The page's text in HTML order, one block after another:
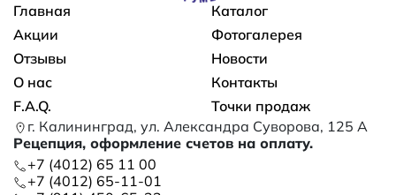
Основная навигация
Главная
Каталог
Акции
Фотогалерея
Отзывы
Новости
О нас
Контакты
F.A.Q.
Точки продаж
г. Калининград, ул. Александра Суворова, 125 А
Рецепция, оформление счетов на оплату.
+7 (4012) 65 11 00
+7 (4012) 65-11-01